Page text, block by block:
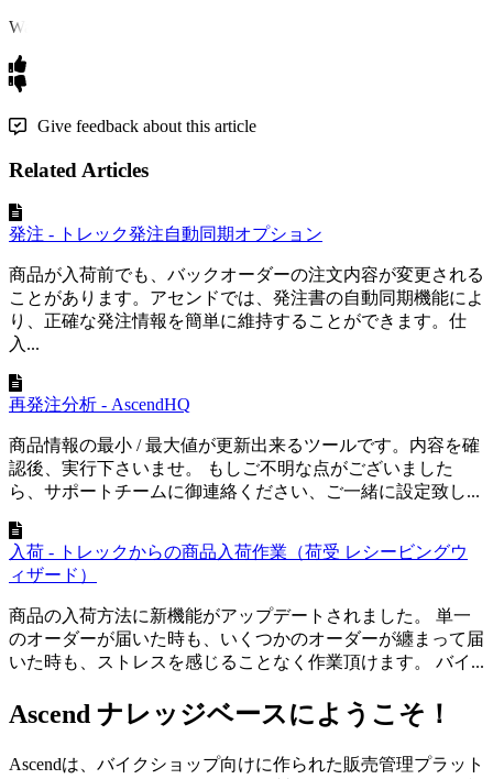
Was this article helpful?
Give feedback about this article
Related Articles
発注 - トレック発注自動同期オプション
商品が入荷前でも、バックオーダーの注文内容が変更される
ことがあります。アセンドでは、発注書の自動同期機能によ
り、正確な発注情報を簡単に維持することができます。仕
入...
再発注分析 - AscendHQ
商品情報の最小 / 最大値が更新出来るツールです。内容を確
認後、実行下さいませ。 もしご不明な点がございました
ら、サポートチームに御連絡ください、ご一緒に設定致し...
入荷 - トレックからの商品入荷作業（荷受 レシービングウ
ィザード）
商品の入荷方法に新機能がアップデートされました。 単一
のオーダーが届いた時も、いくつかのオーダーが纏まって届
いた時も、ストレスを感じることなく作業頂けます。 バイ...
Ascend ナレッジベースにようこそ！
Ascendは、バイクショップ向けに作られた販売管理プラット